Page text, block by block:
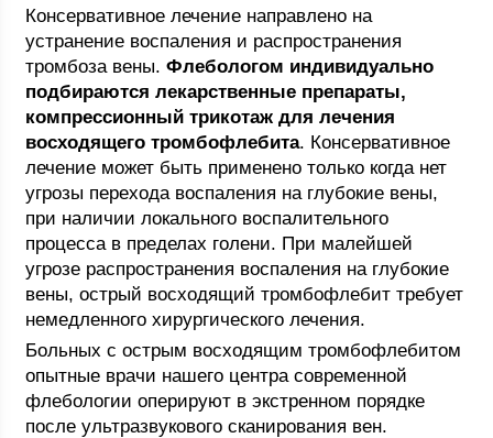
Консервативное лечение направлено на
устранение воспаления и распространения
тромбоза вены.Флебологом индивидуально
подбираются лекарственные препараты,
компрессионный трикотаж для лечения
восходящего тромбофлебита. Консервативное
лечение может быть применено только когда нет
угрозы перехода воспаления на глубокие вены,
при наличии локального воспалительного
процесса в пределах голени. При малейшей
угрозе распространения воспаления на глубокие
вены, острый восходящий тромбофлебит требует
немедленного хирургического лечения.
Больных с острым восходящим тромбофлебитом
опытные врачи нашего центра современной
флебологии оперируют в экстренном порядке
после ультразвукового сканирования вен.